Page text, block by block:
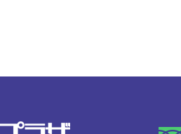
株式会社ピアノプラザ